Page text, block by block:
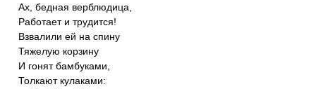
Ах, бедная верблюдица,
Работает и трудится!
Взвалили ей на спину
Тяжелую корзину
И гонят бамбуками,
Толкают кулаками: